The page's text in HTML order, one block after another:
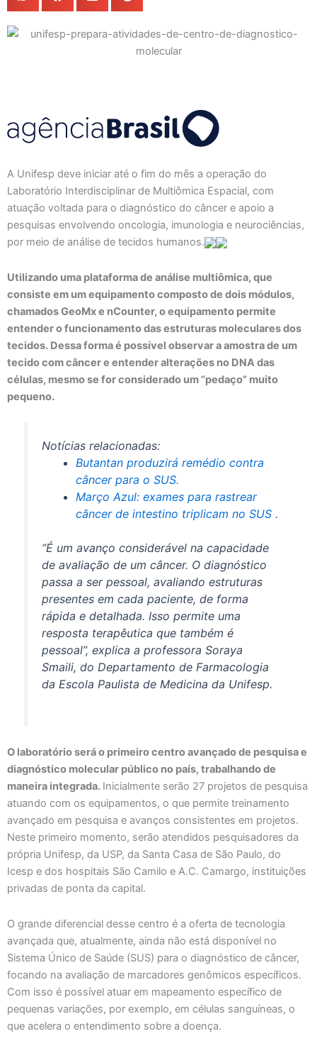
A Unifesp deve iniciar até o fim do mês a operação do
Laboratório Interdisciplinar de Multiômica Espacial, com
atuação voltada para o diagnóstico do câncer e apoio a
pesquisas envolvendo oncologia, imunologia e neurociências,
por meio de análise de tecidos humanos.
Utilizando uma plataforma de análise multiômica, que
consiste em um equipamento composto de dois módulos,
chamados GeoMx e nCounter, o equipamento permite
entender o funcionamento das estruturas moleculares dos
tecidos. Dessa forma é possível observar a amostra de um
tecido com câncer e entender alterações no DNA das
células, mesmo se for considerado um “pedaço” muito
pequeno.
Notícias relacionadas:
Butantan produzirá remédio contra
câncer para o SUS.
Março Azul: exames para rastrear
câncer de intestino triplicam no SUS .
“É um avanço considerável na capacidade
de avaliação de um câncer. O diagnóstico
passa a ser pessoal, avaliando estruturas
presentes em cada paciente, de forma
rápida e detalhada. Isso permite uma
resposta terapêutica que também é
pessoal”, explica a professora Soraya
Smaili, do Departamento de Farmacologia
da Escola Paulista de Medicina da Unifesp.
O laboratório será o primeiro centro avançado de pesquisa e
diagnóstico molecular público no país, trabalhando de
maneira integrada. Inicialmente serão 27 projetos de pesquisa
atuando com os equipamentos, o que permite treinamento
avançado em pesquisa e avanços consistentes em projetos.
Neste primeiro momento, serão atendidos pesquisadores da
própria Unifesp, da USP, da Santa Casa de São Paulo, do
Icesp e dos hospitais São Camilo e A.C. Camargo, instituições
privadas de ponta da capital.
O grande diferencial desse centro é a oferta de tecnologia
avançada que, atualmente, ainda não está disponível no
Sistema Único de Saúde (SUS) para o diagnóstico de câncer,
focando na avaliação de marcadores genômicos específicos.
Com isso é possível atuar em mapeamento específico de
pequenas variações, por exemplo, em células sanguíneas, o
que acelera o entendimento sobre a doença.